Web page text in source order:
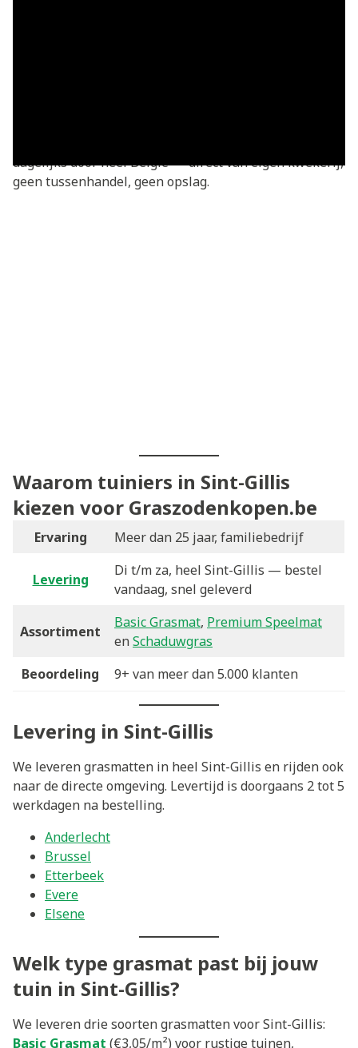
dagelijks door heel België — direct van eigen kwekerij,
geen tussenhandel, geen opslag.
Waarom tuiniers in Sint-Gillis
kiezen voor Graszodenkopen.be
Ervaring Meer dan 25 jaar, familiebedrijf
Levering
Di t/m za, heel Sint-Gillis — bestel
vandaag, snel geleverd
Assortiment
Basic Grasmat, Premium Speelmat
en Schaduwgras
Beoordeling
9+ van meer dan 5.000 klanten
Levering in Sint-Gillis
We leveren grasmatten in heel Sint-Gillis en rijden ook
naar de directe omgeving. Levertijd is doorgaans 2 tot 5
werkdagen na bestelling.
Anderlecht
Brussel
Etterbeek
Evere
Elsene
Welk type grasmat past bij jouw
tuin in Sint-Gillis?
We leveren drie soorten grasmatten voor Sint-Gillis:
Basic Grasmat (€3,05/m²) voor rustige tuinen,